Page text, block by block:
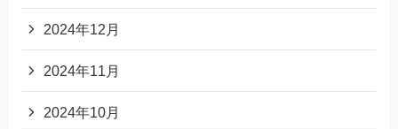
2024年12月
2024年11月
2024年10月